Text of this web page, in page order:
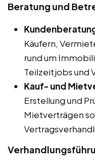
Beratung und
Käufern,
rund um
Teilzeitjobs und
Kauf- und
Erstellung und
Mietverträgen